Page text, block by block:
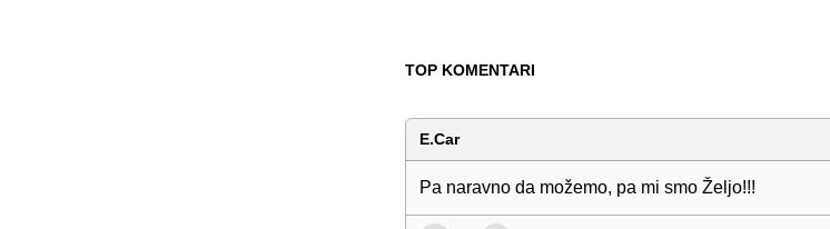
TOP KOMENTARI
E.Car
Pa naravno da možemo, pa mi smo Željo!!!